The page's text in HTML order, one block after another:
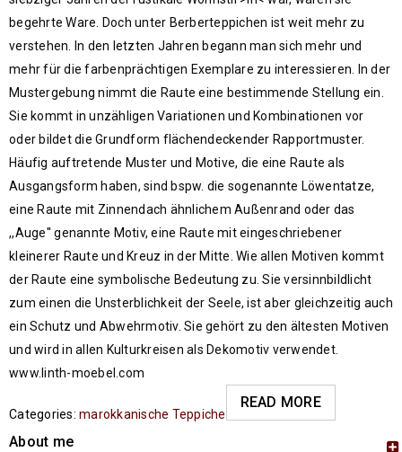
begehrte Ware. Doch unter Berberteppichen ist weit mehr zu
verstehen. In den letzten Jahren begann man sich mehr und
mehr für die farbenprächtigen Exemplare zu interessieren. In der
Mustergebung nimmt die Raute eine bestimmende Stellung ein.
Sie kommt in unzähligen Variationen und Kombinationen vor
oder bildet die Grundform flächendeckender Rapportmuster.
Häufig auftretende Muster und Motive, die eine Raute als
Ausgangsform haben, sind bspw. die sogenannte Löwentatze,
eine Raute mit Zinnendach ähnlichem Außenrand oder das
,,Auge'' genannte Motiv, eine Raute mit eingeschriebener
kleinerer Raute und Kreuz in der Mitte. Wie allen Motiven kommt
der Raute eine symbolische Bedeutung zu. Sie versinnbildlicht
zum einen die Unsterblichkeit der Seele, ist aber gleichzeitig auch
ein Schutz und Abwehrmotiv. Sie gehört zu den ältesten Motiven
und wird in allen Kulturkreisen als Dekomotiv verwendet.
www.linth-moebel.com
READ MORE
Categories: marokkanische Teppiche
About me